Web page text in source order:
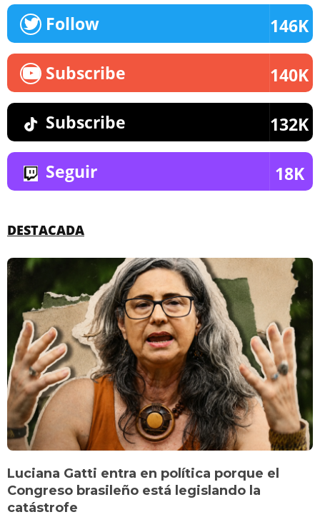
Follow 146K
Subscribe 140K
Subscribe 132K
Seguir 18K
DESTACADA
Luciana Gatti entra en política porque el
Congreso brasileño está legislando la
catástrofe